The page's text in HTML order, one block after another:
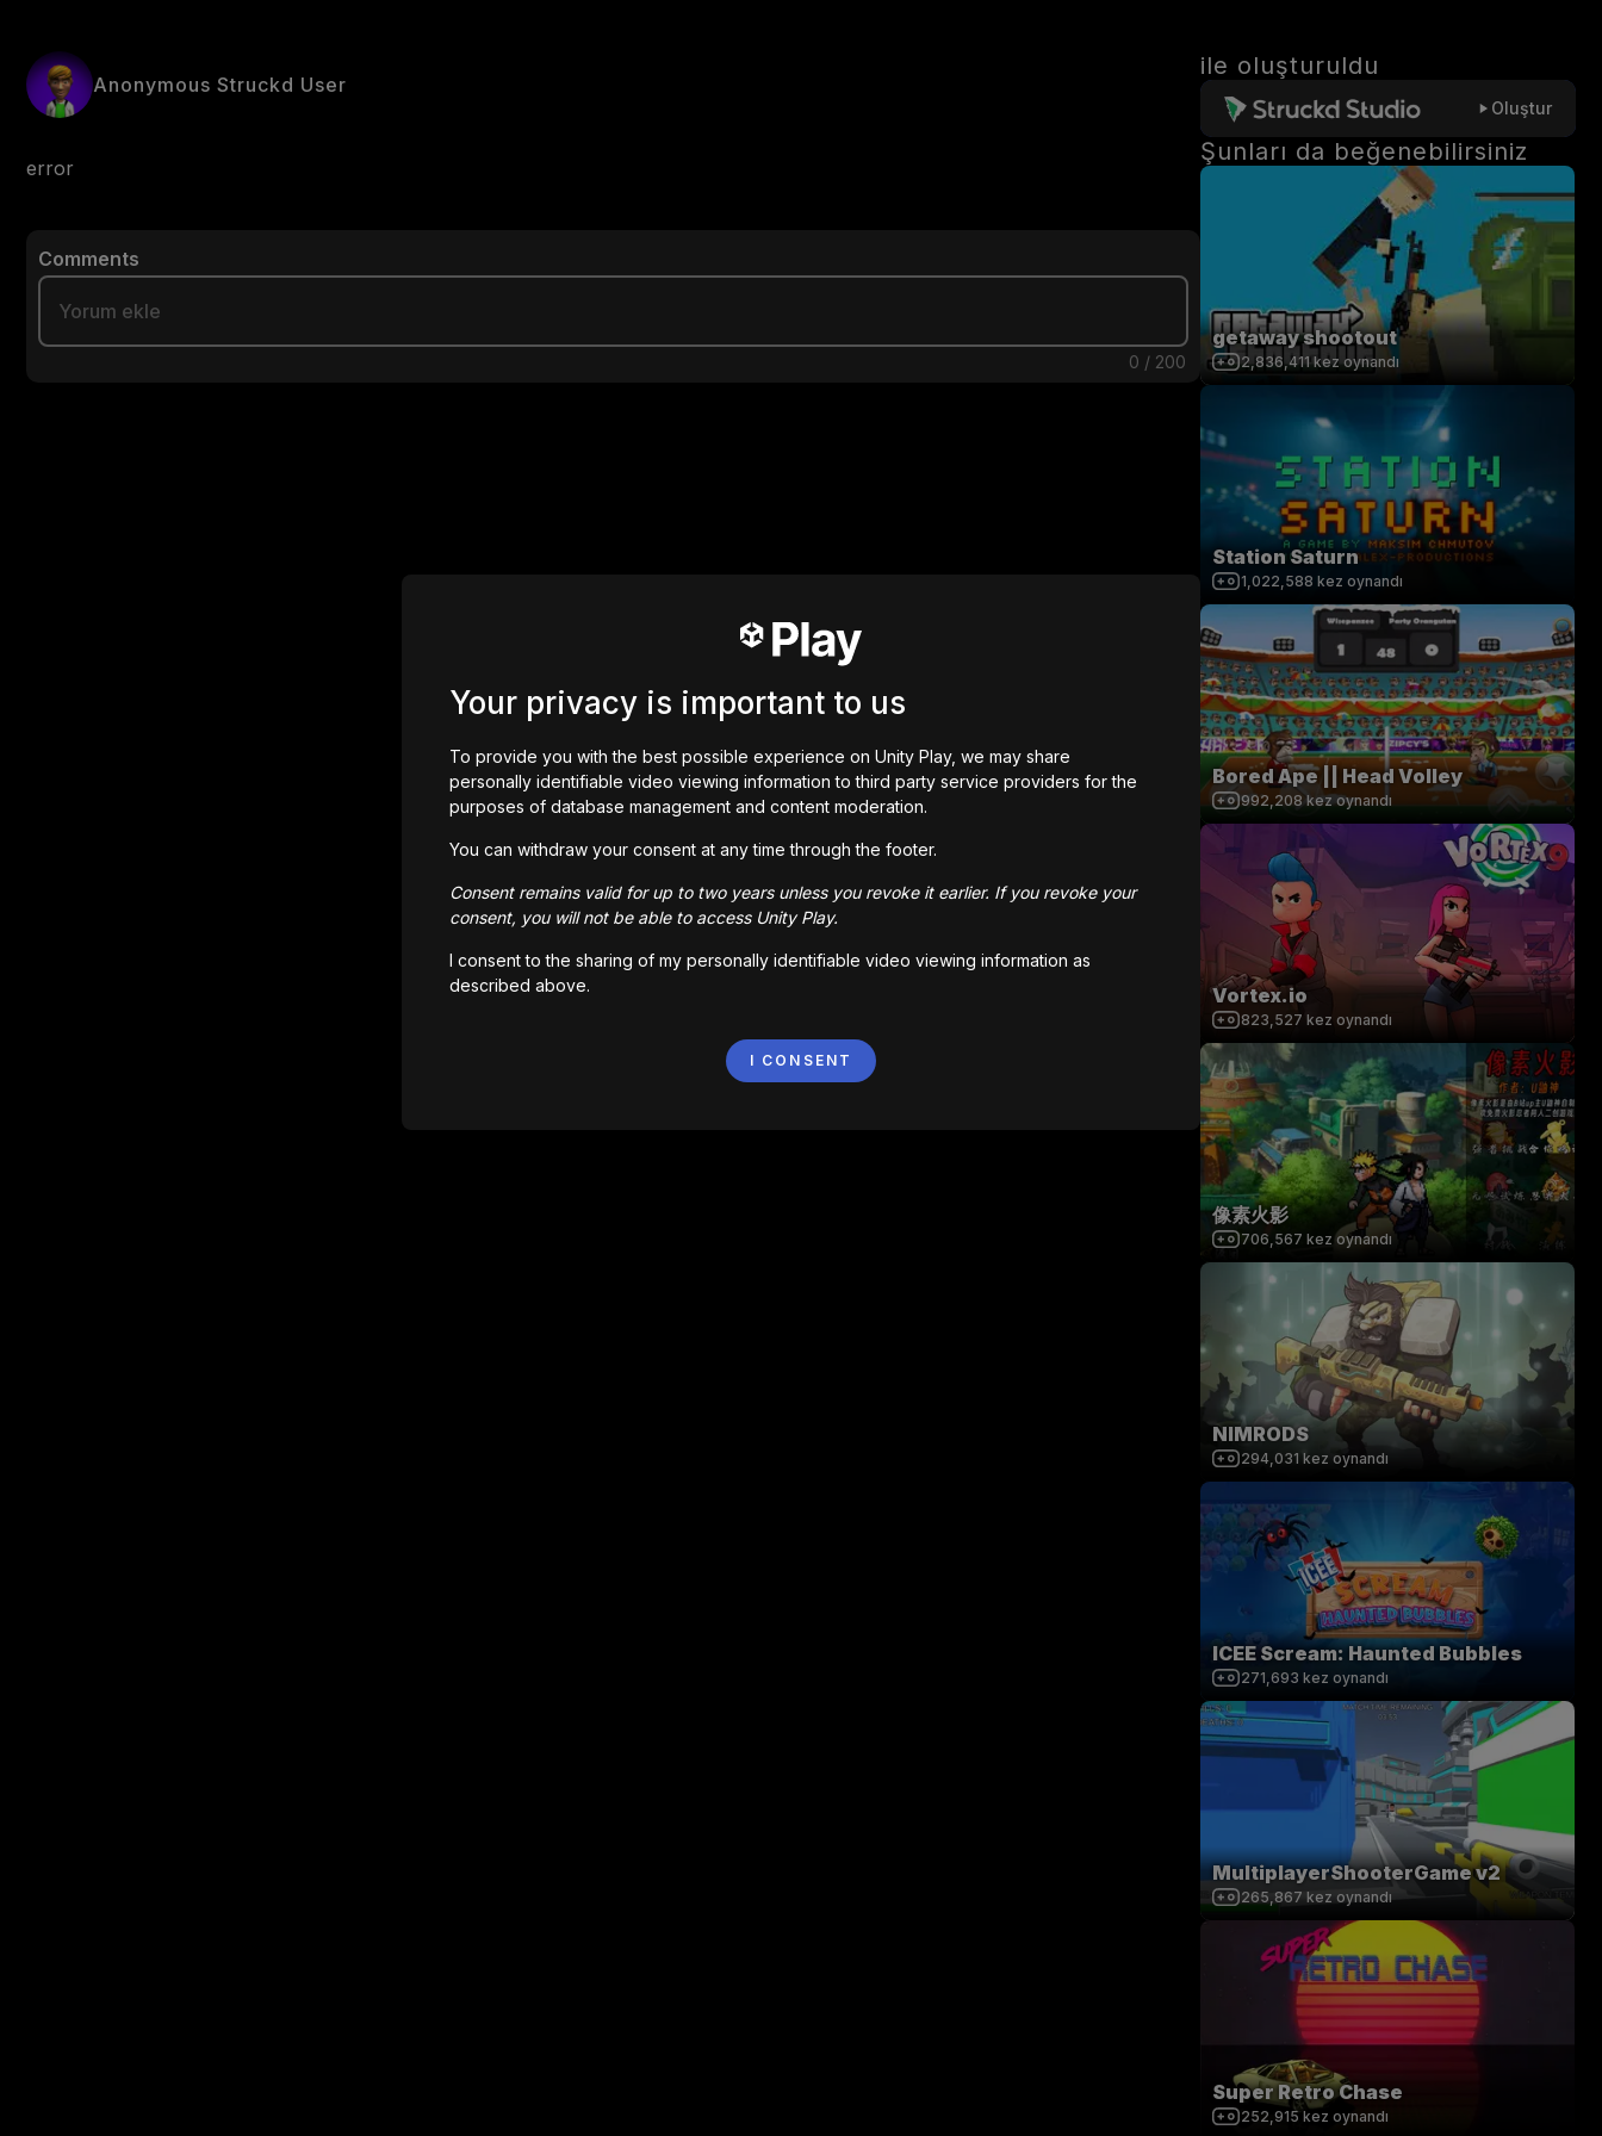
Anonymous Struckd User
error
Comments
0 / 200
ile oluşturuldu
Oluştur
Şunları da beğenebilirsiniz
getaway shootout
2,836,411 kez oynandı
Station Saturn
1,022,588 kez oynandı
Bored Ape || Head Volley
992,208 kez oynandı
Vortex.io
823,527 kez oynandı
像素火影
706,567 kez oynandı
NIMRODS
294,031 kez oynandı
ICEE Scream: Haunted Bubbles
271,693 kez oynandı
MultiplayerShooterGame v2
265,867 kez oynandı
Super Retro Chase
252,915 kez oynandı
Your privacy is important to us
To provide you with the best possible experience on Unity Play, we may share
personally identifiable video viewing information to third party service providers for the
purposes of database management and content moderation.
You can withdraw your consent at any time through the footer.
Consent remains valid for up to two years unless you revoke it earlier. If you revoke your
consent, you will not be able to access Unity Play.
I consent to the sharing of my personally identifiable video viewing information as
described above.
I CONSENT